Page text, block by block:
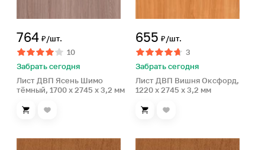
764 ₽/шт.
10
Забрать сегодня
Лист ДВП Ясень Шимо
тёмный, 1700 x 2745 x 3,2 мм
655 ₽/шт.
3
Забрать сегодня
Лист ДВП Вишня Оксфорд,
1220 x 2745 x 3,2 мм